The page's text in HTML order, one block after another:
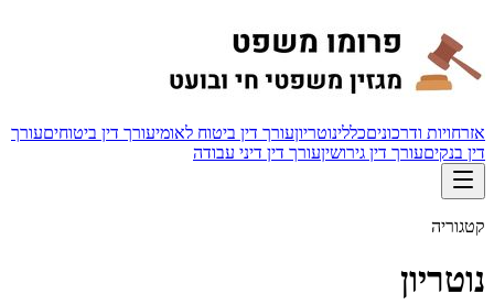
אזרחויות ודרכוניםכללינוטריוןעורך דין ביטוח לאומיעורך דין ביטוחיםעורך
דין בנקיםעורך דין גירושיןעורך דין דיני עבודה
קטגוריה
נוטריון